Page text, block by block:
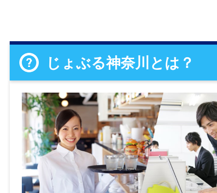
じょぶる神奈川とは？